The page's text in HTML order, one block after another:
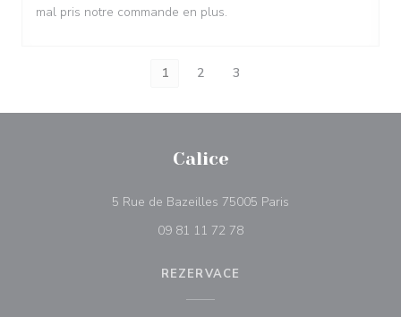
mal pris notre commande en plus.
1 2 3
Calice
5 Rue de Bazeilles 75005 Paris
09 81 11 72 78
REZERVACE